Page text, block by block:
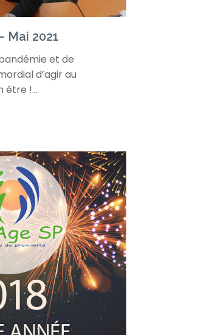
Mai 2021
et de
d’agir au
être !...